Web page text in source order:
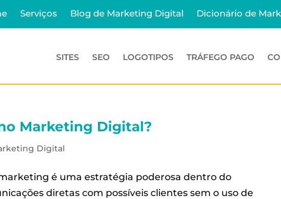
Serviços Blog de Marketing Digital Dicionário de
SITES SEO LOGOTIPOS TRÁFEGO PAGO
Marketing Digital?
Digital
é uma estratégia poderosa dentro do
diretas com possíveis clientes sem o uso de